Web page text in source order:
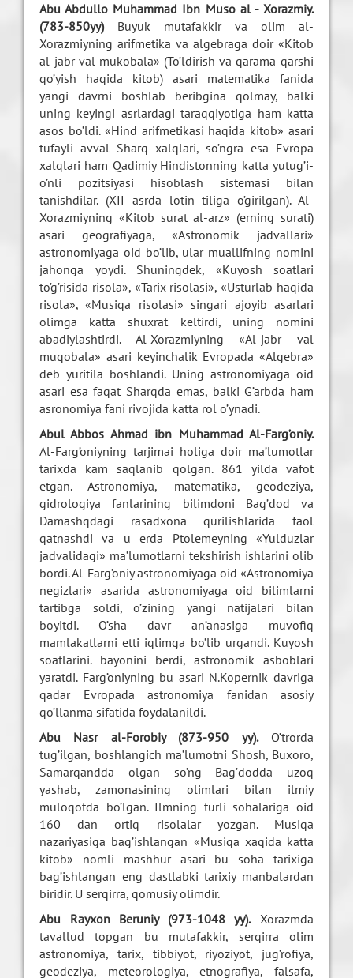
Abu Abdullo Muhammad Ibn Muso al - Xorazmiy.
(783-850yy)Buyuk mutafakkir va olim al-
Xorazmiyning arifmetika va algebraga doir «Kitob
al-jabr val mukobala» (To’ldirish va qarama-qarshi
qo’yish haqida kitob) asari matematika fanida
yangi davrni boshlab beribgina qolmay, balki
uning keyingi asrlardagi taraqqiyotiga ham katta
asos bo’ldi. «Hind arifmetikasi haqida kitob» asari
tufayli avval Sharq xalqlari, so’ngra esa Evropa
xalqlari ham Qadimiy Hindistonning katta yutug’i-
o’nli pozitsiyasi hisoblash sistemasi bilan
tanishdilar. (XII asrda lotin tiliga o’girilgan). Al-
Xorazmiyning «Kitob surat al-arz» (erning surati)
asari geografiyaga, «Astronomik jadvallari»
astronomiyaga oid bo’lib, ular muallifning nomini
jahonga yoydi. Shuningdek, «Kuyosh soatlari
to’g’risida risola», «Tarix risolasi», «Usturlab haqida
risola», «Musiqa risolasi» singari ajoyib asarlari
olimga katta shuxrat keltirdi, uning nomini
abadiylashtirdi. Al-Xorazmiyning «Al-jabr val
muqobala» asari keyinchalik Evropada «Algebra»
deb yuritila boshlandi. Uning astronomiyaga oid
asari esa faqat Sharqda emas, balki G’arbda ham
asronomiya fani rivojida katta rol o’ynadi.
Abul Abbos Ahmad ibn Muhammad Al-Farg’oniy.
Al-Farg’oniyning tarjimai holiga doir ma’lumotlar
tarixda kam saqlanib qolgan. 861 yilda vafot
etgan. Astronomiya, matematika, geodeziya,
gidrologiya fanlarining bilimdoni Bag’dod va
Damashqdagi rasadxona qurilishlarida faol
qatnashdi va u erda Ptolemeyning «Yulduzlar
jadvalidagi» ma’lumotlarni tekshirish ishlarini olib
bordi. Al-Farg’oniy astronomiyaga oid «Astronomiya
negizlari» asarida astronomiyaga oid bilimlarni
tartibga soldi, o’zining yangi natijalari bilan
boyitdi. O’sha davr an’anasiga muvofiq
mamlakatlarni etti iqlimga bo’lib urgandi. Kuyosh
soatlarini. bayonini berdi, astronomik asboblari
yaratdi. Farg’oniyning bu asari N.Kopernik davriga
qadar Evropada astronomiya fanidan asosiy
qo’llanma sifatida foydalanildi.
Abu Nasr al-Forobiy (873-950 yy).O’trorda
tug’ilgan, boshlangich ma’lumotni Shosh, Buxoro,
Samarqandda olgan so’ng Bag’dodda uzoq
yashab, zamonasining olimlari bilan ilmiy
muloqotda bo’lgan. Ilmning turli sohalariga oid
160 dan ortiq risolalar yozgan. Musiqa
nazariyasiga bag’ishlangan «Musiqa xaqida katta
kitob» nomli mashhur asari bu soha tarixiga
bag’ishlangan eng dastlabki tarixiy manbalardan
biridir. U serqirra, qomusiy olimdir.
Abu Rayxon Beruniy (973-1048 yy).Xorazmda
tavallud topgan bu mutafakkir, serqirra olim
astronomiya, tarix, tibbiyot, riyoziyot, jug’rofiya,
geodeziya, meteorologiya, etnografiya, falsafa,